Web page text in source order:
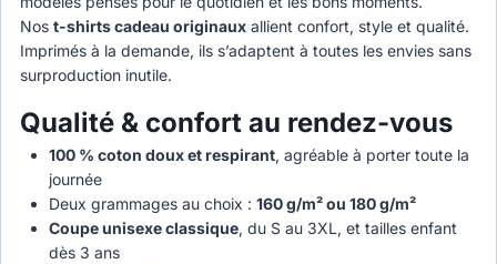
Nos t-shirts cadeau originaux allient confort, style et qualité.
Imprimés à la demande, ils s’adaptent à toutes les envies sans
surproduction inutile.
Qualité & confort au rendez-vous
100 % coton doux et respirant, agréable à porter toute la
journée
Deux grammages au choix : 160 g/m² ou 180 g/m²
Coupe unisexe classique, du S au 3XL, et tailles enfant
dès 3 ans